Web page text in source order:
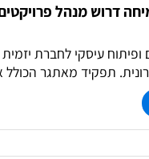
דרוש מנהל
עיסקי לחברת
תפקיד מאתגר הכולל
ניהול משא ומתן, והובלת
ייחודית לקחת חלק